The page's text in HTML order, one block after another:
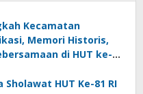
Kecamatan
Memori Historis,
di HUT ke-
Sholawat HUT Ke-81 RI